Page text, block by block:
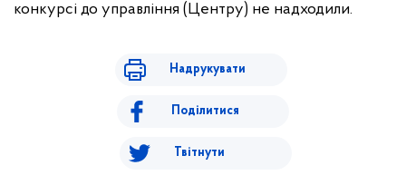
конкурсі до управління (Центру) не надходили.
Надрукувати
Поділитися
Твітнути